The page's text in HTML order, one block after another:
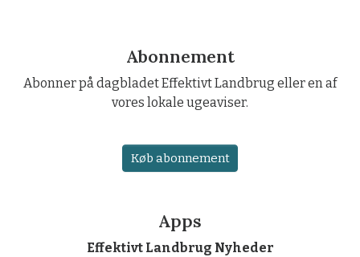
Abonnement
Abonner på dagbladet Effektivt Landbrug eller en af
vores lokale ugeaviser.
Køb abonnement
Apps
Effektivt Landbrug Nyheder